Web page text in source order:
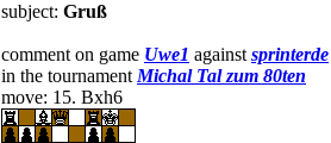
subject: Gruß
comment on game Uwe1 against sprinterde
in the tournament Michal Tal zum 80ten
move: 15. Bxh6